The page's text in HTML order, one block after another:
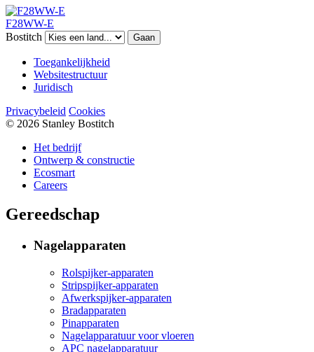
F28WW-E
Bostitch
Gaan
Toegankelijkheid
Websitestructuur
Juridisch
Privacybeleid Cookies
© 2026 Stanley Bostitch
Het bedrijf
Ontwerp & constructie
Ecosmart
Careers
Gereedschap
Nagelapparaten
Rolspijker-apparaten
Stripspijker-apparaten
Afwerkspijker-apparaten
Bradapparaten
Pinapparaten
Nagelapparatuur voor vloeren
APC nagelapparatuur